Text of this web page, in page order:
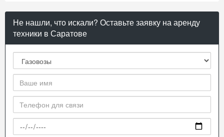
Не нашли, что искали? Оставьте заявку на аренду
техники в Саратове